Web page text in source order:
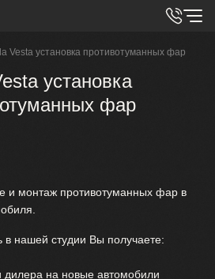
Vesta установка противотуманных фар
установка
фар
и монтаж противотуманных фар в
нашей студии Вы получаете:
на новые автомобили